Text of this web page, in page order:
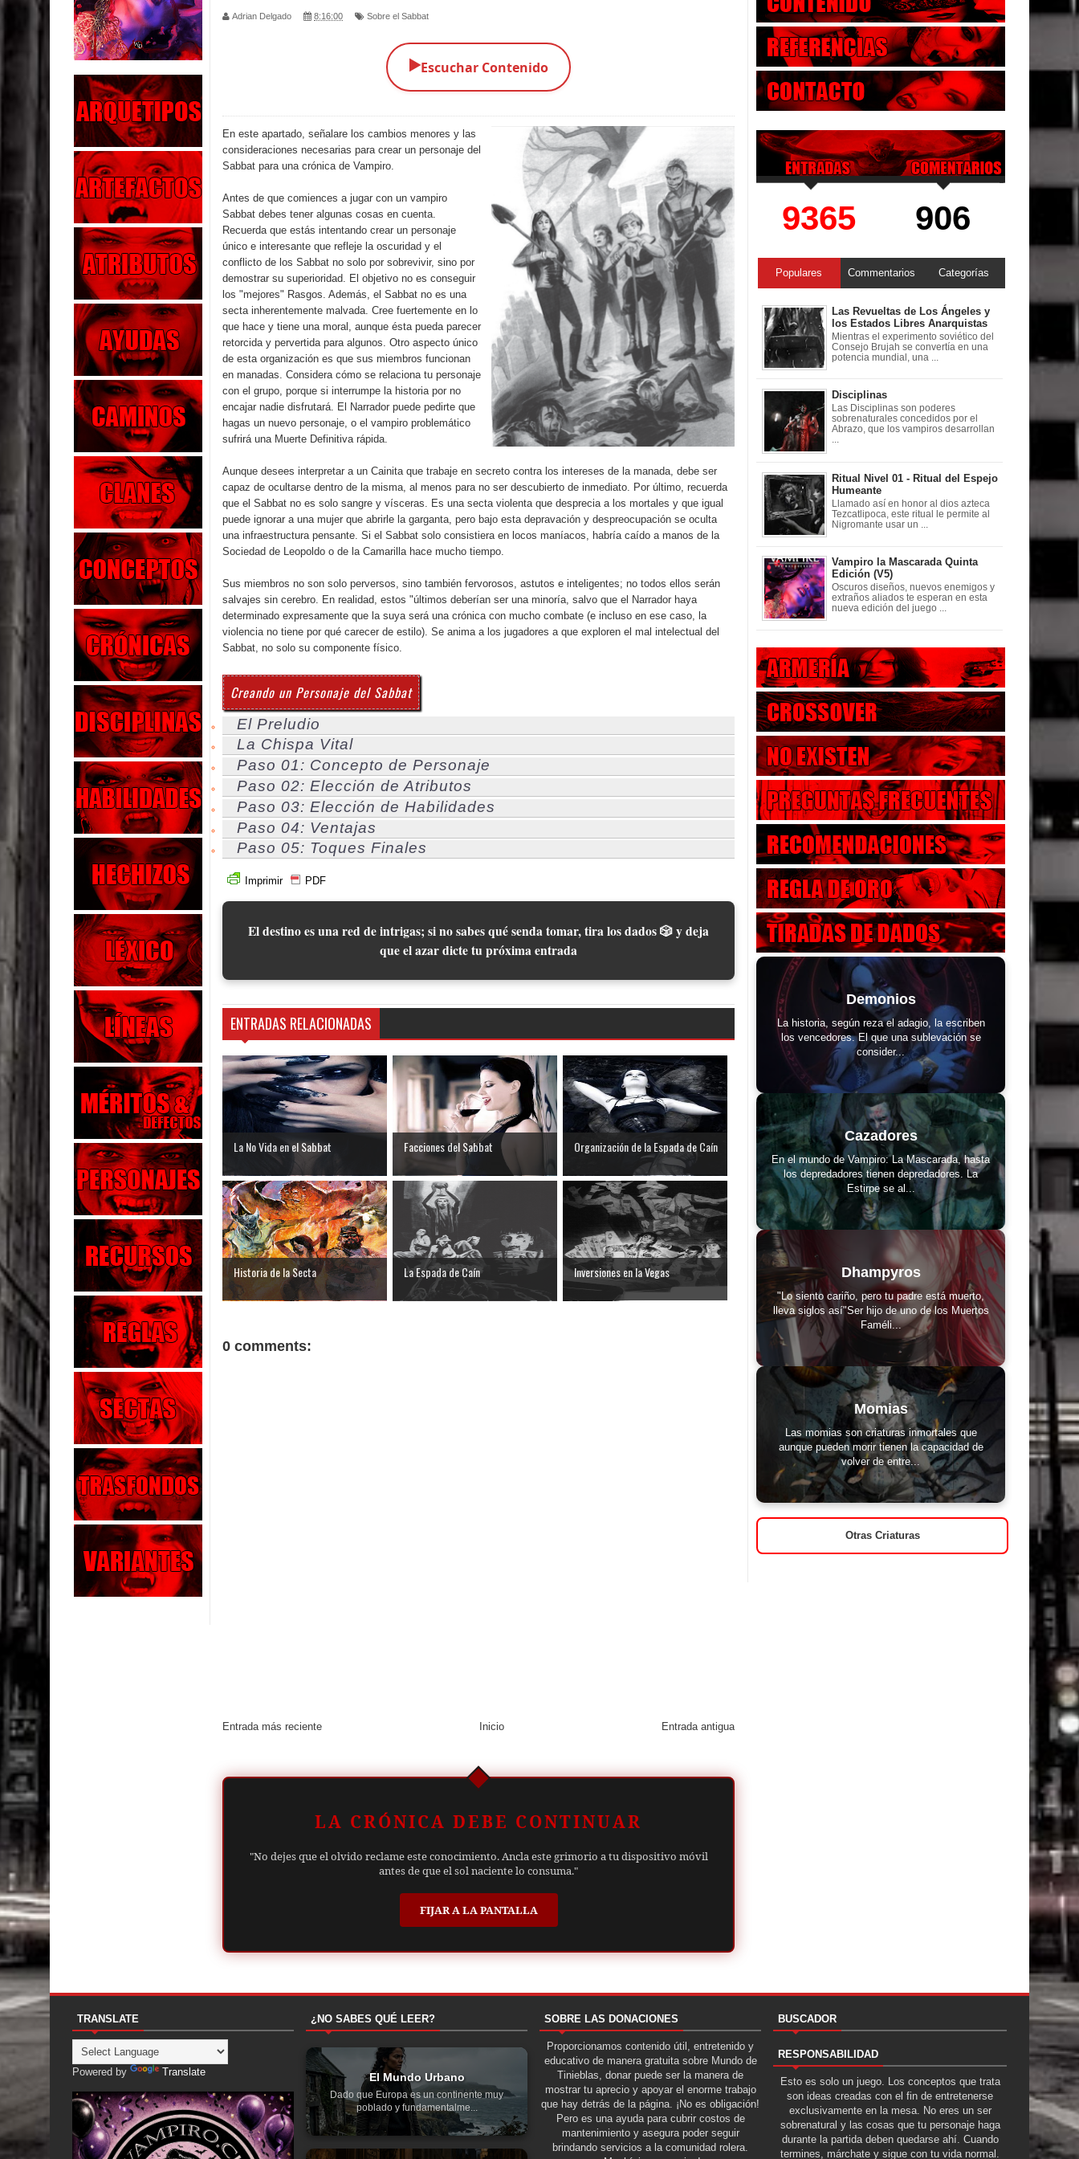
Exaltados y Muertos Vivientes
Los Muertos se Levantan (Relato)
Los Monstruos más Buscados
Alma
El Destructor
El Buscador
El Pueblo Protegido
Parte 05: Sitiados
Parte 04: Se Descubre el Pastel
Adrian Delgado 8:16:00 Sobre el Sabbat
▶️Escuchar Contenido
En este apartado, señalare los cambios menores y las
consideraciones necesarias para crear un personaje del
Sabbat para una crónica de Vampiro.
Antes de que comiences a jugar con un vampiro
Sabbat debes tener algunas cosas en cuenta.
Recuerda que estás intentando crear un personaje
único e interesante que refleje la oscuridad y el
conflicto de los Sabbat no solo por sobrevivir, sino por
demostrar su superioridad. El objetivo no es conseguir
los "mejores" Rasgos. Además, el Sabbat no es una
secta inherentemente malvada. Cree fuertemente en lo
que hace y tiene una moral, aunque ésta pueda parecer
retorcida y pervertida para algunos. Otro aspecto único
de esta organización es que sus miembros funcionan
en manadas. Considera cómo se relaciona tu personaje
con el grupo, porque si interrumpe la historia por no
encajar nadie disfrutará. El Narrador puede pedirte que
hagas un nuevo personaje, o el vampiro problemático
sufrirá una Muerte Definitiva rápida.
Aunque desees interpretar a un Cainita que trabaje en secreto contra los intereses de la manada, debe ser
capaz de ocultarse dentro de la misma, al menos para no ser descubierto de inmediato. Por último, recuerda
que el Sabbat no es solo sangre y vísceras. Es una secta violenta que desprecia a los mortales y que igual
puede ignorar a una mujer que abrirle la garganta, pero bajo esta depravación y despreocupación se oculta
una infraestructura pensante. Si el Sabbat solo consistiera en locos maníacos, habría caído a manos de la
Sociedad de Leopoldo o de la Camarilla hace mucho tiempo.
Sus miembros no son solo perversos, sino también fervorosos, astutos e inteligentes; no todos ellos serán
salvajes sin cerebro. En realidad, estos "últimos deberían ser una minoría, salvo que el Narrador haya
determinado expresamente que la suya será una crónica con mucho combate (e incluso en ese caso, la
violencia no tiene por qué carecer de estilo). Se anima a los jugadores a que exploren el mal intelectual del
Sabbat, no solo su componente físico.
Creando un Personaje del Sabbat
El Preludio
La Chispa Vital
Paso 01: Concepto de Personaje
Paso 02: Elección de Atributos
Paso 03: Elección de Habilidades
Paso 04: Ventajas
Paso 05: Toques Finales
Imprimir PDF
El destino es una red de intrigas; si no sabes qué senda tomar, tira los dados 🎲 y deja
que el azar dicte tu próxima entrada
ENTRADAS RELACIONADAS
La No Vida en el Sabbat Facciones del Sabbat Organización de la Espada de Caín
Historia de la Secta La Espada de Caín Inversiones en la Vegas
0 comments:
Entrada más reciente Entrada antigua
Inicio
LA CRÓNICA DEBE CONTINUAR
"No dejes que el olvido reclame este conocimiento. Ancla este grimorio a tu dispositivo móvil
antes de que el sol naciente lo consuma."
FIJAR A LA PANTALLA
9365 906
Populares Commentarios Categorías
Las Revueltas de Los Ángeles y
los Estados Libres Anarquistas
Mientras el experimento soviético del
Consejo Brujah se convertía en una
potencia mundial, una ...
Disciplinas
Las Disciplinas son poderes
sobrenaturales concedidos por el
Abrazo, que los vampiros desarrollan
Ritual Nivel 01 - Ritual del Espejo
Humeante
Llamado así en honor al dios azteca
Tezcatlipoca, este ritual le permite al
Nigromante usar un ...
Vampiro la Mascarada Quinta
Edición (V5)
Oscuros diseños, nuevos enemigos y
extraños aliados te esperan en esta
nueva edición del juego ...
Demonios
La historia, según reza el adagio, la escriben
los vencedores. El que una sublevación se
consider...
Cazadores
En el mundo de Vampiro: La Mascarada, hasta
los depredadores tienen depredadores. La
Estirpe se al...
Dhampyros
"Lo siento cariño, pero tu padre está muerto,
lleva siglos así"Ser hijo de uno de los Muertos
Faméli...
Momias
Las momias son criaturas inmortales que
aunque pueden morir tienen la capacidad de
volver de entre...
Otras Criaturas
TRANSLATE
Powered by Translate
¿NO SABES QUÉ LEER?
El Mundo Urbano
Dado que Europa es un continente muy
poblado y fundamentalme...
SOBRE LAS DONACIONES
Proporcionamos contenido útil, entretenido y
educativo de manera gratuita sobre Mundo de
Tinieblas, donar puede ser la manera de
mostrar tu aprecio y apoyar el enorme trabajo
que hay detrás de la página. ¡No es obligación!
Pero es una ayuda para cubrir costos de
mantenimiento y asegura poder seguir
brindando servicios a la comunidad rolera.
BUSCADOR
RESPONSABILIDAD
Esto es solo un juego. Los conceptos que trata
son ideas creadas con el fin de entretenerse
exclusivamente en la mesa. No eres un ser
sobrenatural y las cosas que tu personaje haga
durante la partida deben quedarse ahí. Cuando
termines, márchate y sigue con tu vida normal.